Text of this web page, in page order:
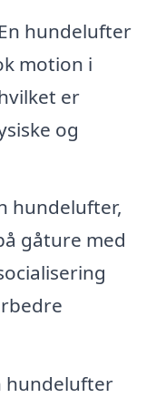
En hundelufter
motion i
er
og
hundelufter,
gåture med
hundelufter